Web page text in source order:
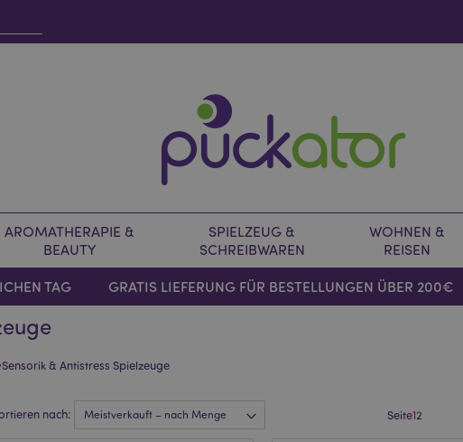
AROMATHERAPIE &
BEAUTY
SPIELZEUG &
SCHREIBWAREN
WOHNEN &
REISEN
TAG GRATIS LIEFERUNG FÜR BESTELLUNGEN ÜBER 200€
Sensorik & Antistress Spielzeuge
nach: Seite12